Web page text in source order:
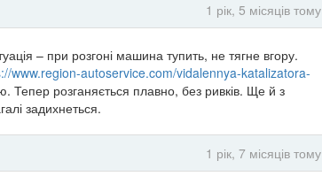
1 рік, 5 місяців тому
– при розгоні машина тупить, не тягне вгору.
www.region-autoservice.com/vidalennya-katalizatora-
Тепер розганяється плавно, без ривків. Ще й з
задихнеться.
1 рік, 7 місяців тому